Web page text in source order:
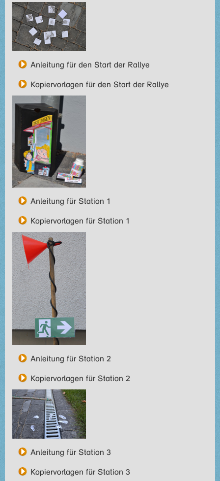
Anleitung für den Start der Rallye
Kopiervorlagen für den Start der Rallye
Anleitung für Station 1
Kopiervorlagen für Station 1
Anleitung für Station 2
Kopiervorlagen für Station 2
Anleitung für Station 3
Kopiervorlagen für Station 3